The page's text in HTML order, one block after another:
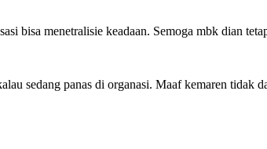
bisa menetralisie keadaan. Semoga mbk dian
sedang panas di organasi. Maaf kemaren